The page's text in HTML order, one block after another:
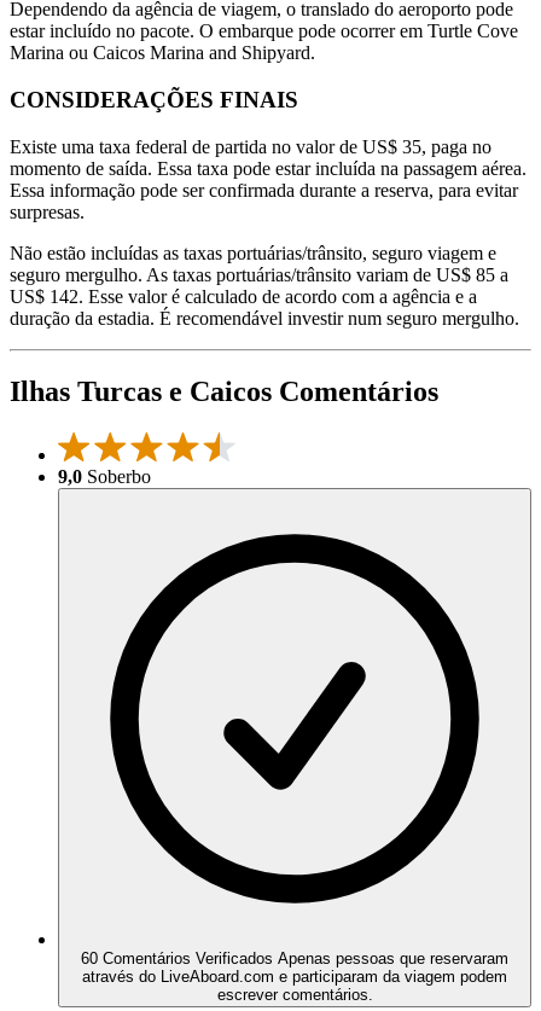
Dependendo da agência de viagem, o translado do aeroporto pode
estar incluído no pacote. O embarque pode ocorrer em Turtle Cove
Marina ou Caicos Marina and Shipyard.
CONSIDERAÇÕES FINAIS
Existe uma taxa federal de partida no valor de US$ 35, paga no
momento de saída. Essa taxa pode estar incluída na passagem aérea.
Essa informação pode ser confirmada durante a reserva, para evitar
surpresas.
Não estão incluídas as taxas portuárias/trânsito, seguro viagem e
seguro mergulho. As taxas portuárias/trânsito variam de US$ 85 a
US$ 142. Esse valor é calculado de acordo com a agência e a
duração da estadia. É recomendável investir num seguro mergulho.
Ilhas Turcas e Caicos Comentários
9,0 Soberbo
60 Comentários Verificados Apenas pessoas que reservaram
através do LiveAboard.com e participaram da viagem podem
escrever comentários.